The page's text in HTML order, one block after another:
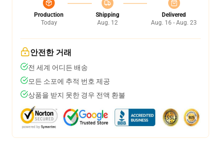
Production
Today
Shipping
Aug. 12
Delivered
Aug. 16 - Aug. 23
안전한 거래
전 세계 어디든 배송
모든 소포에 추적 번호 제공
상품을 받지 못한 경우 전액 환불